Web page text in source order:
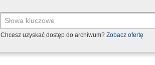
Chcesz uzyskać dostęp do archiwum? Zobacz ofertę